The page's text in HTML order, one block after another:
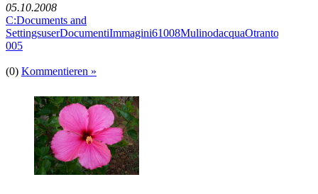
05.10.2008
C:Documents and
005
(0) Kommentieren »